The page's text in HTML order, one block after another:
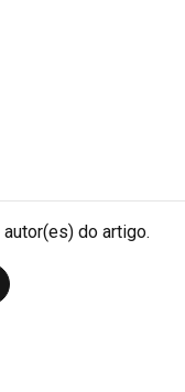
do artigo.